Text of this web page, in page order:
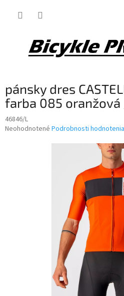
pánsky dres
farba 085
46846/L
Priemerné
Neohodnotené Podrobnosti hodnotenia